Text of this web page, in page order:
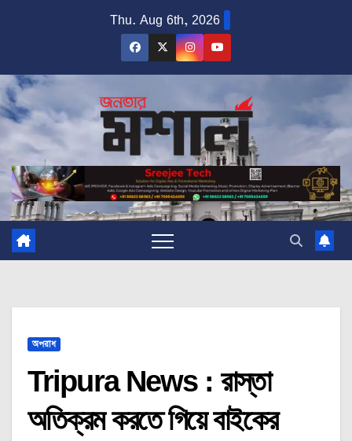
Thu. Aug 6th, 2026
অপরাধ
Tripura News : রাস্তা
অতিক্রম করতে গিয়ে বাইকের